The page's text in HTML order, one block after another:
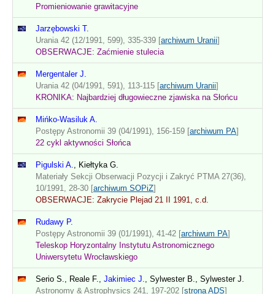
Promieniowanie grawitacyjne
Jarzębowski T.
Urania 42 (12/1991, 599), 335-339 [archiwum Uranii]
OBSERWACJE: Zaćmienie stulecia
Mergentaler J.
Urania 42 (04/1991, 591), 113-115 [archiwum Uranii]
KRONIKA: Najbardziej długowieczne zjawiska na Słońcu
Mińko-Wasiluk A.
Postępy Astronomii 39 (04/1991), 156-159 [archiwum PA]
22 cykl aktywności Słońca
Pigulski A.
, Kiełtyka G.
Materiały Sekcji Obserwacji Pozycji i Zakryć PTMA 27(36),
10/1991, 28-30 [archiwum SOPiZ]
OBSERWACJE: Zakrycie Plejad 21 II 1991, c.d.
Rudawy P.
Postępy Astronomii 39 (01/1991), 41-42 [archiwum PA]
Teleskop Horyzontalny Instytutu Astronomicznego
Uniwersytetu Wrocławskiego
Serio S., Reale F., Jakimiec J.
, Sylwester B., Sylwester J.
Astronomy & Astrophysics 241, 197-202 [strona ADS]